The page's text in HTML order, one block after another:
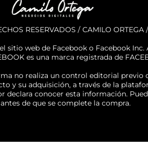
RESERVADOS / CAMILO ORTEGA
sitio web de Facebook o Facebook
es una marca registrada de
no realiza un control editorial
y su adquisición, a través de la
conocer esta información.
de que se complete la compra.